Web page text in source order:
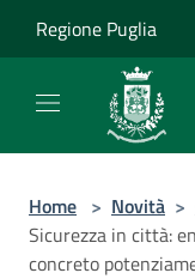
Regione Puglia
Home > Novità >
Sicurezza in città:
concreto